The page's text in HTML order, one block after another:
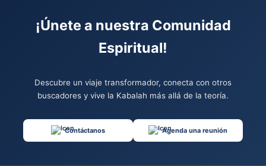
¡Únete a nuestra Comunidad
Espiritual!
Descubre un viaje transformador, conecta con otros
buscadores y vive la Kabalah más allá de la teoría.
Contáctanos Agenda una reunión